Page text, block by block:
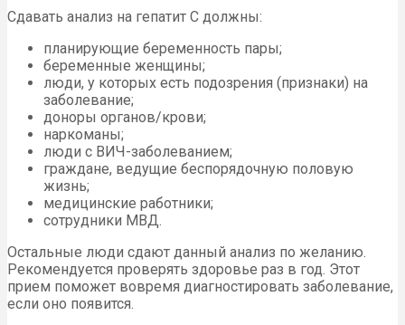
Сдавать анализ на гепатит С должны:
планирующие беременность пары;
беременные женщины;
люди, у которых есть подозрения (признаки) на
заболевание;
доноры органов/крови;
наркоманы;
люди с ВИЧ-заболеванием;
граждане, ведущие беспорядочную половую
жизнь;
медицинские работники;
сотрудники МВД.
Остальные люди сдают данный анализ по желанию.
Рекомендуется проверять здоровье раз в год. Этот
прием поможет вовремя диагностировать заболевание,
если оно появится.